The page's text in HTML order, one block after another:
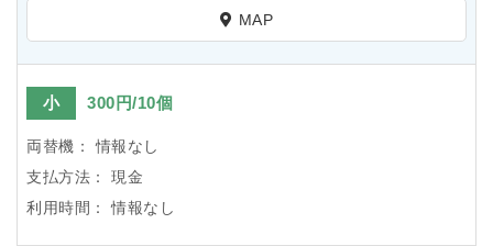
MAP
小 300円/10個
両替機：
情報なし
支払方法：
現金
利用時間：
情報なし